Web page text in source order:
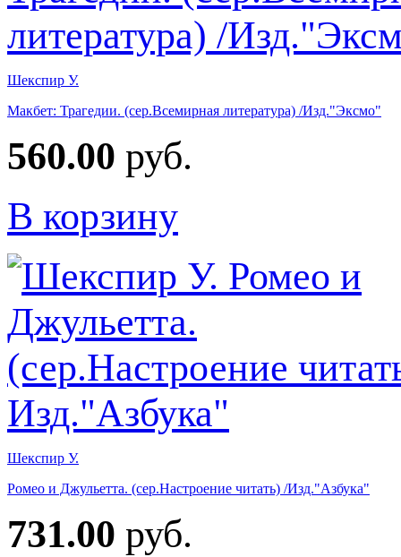
Шекспир У.
Макбет: Трагедии. (сер.Всемирная литература) /Изд."Эксмо"
560.00 руб.
В корзину
Шекспир У.
Ромео и Джульетта. (сер.Настроение читать) /Изд."Азбука"
731.00 руб.